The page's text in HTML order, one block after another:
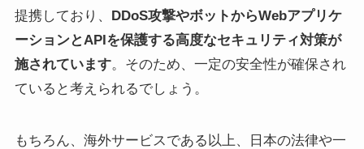
提携しており、 DDoS攻撃やボットからWebアプリケ
ーションとAPIを保護する高度なセキュリティ対策が
施されています。そのため、一定の安全性が確保され
ていると考えられるでしょう。
もちろん、海外サービスである以上、日本の法律や一